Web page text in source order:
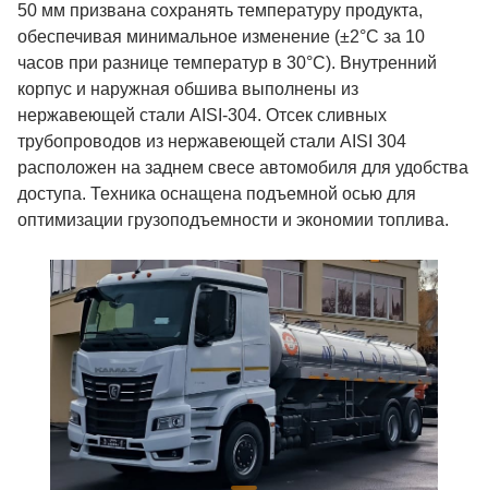
50 мм призвана сохранять температуру продукта,
обеспечивая минимальное изменение (±2°С за 10
часов при разнице температур в 30°С). Внутренний
корпус и наружная обшива выполнены из
нержавеющей стали AISI-304. Отсек сливных
трубопроводов из нержавеющей стали AISI 304
расположен на заднем свесе автомобиля для удобства
доступа. Техника оснащена подъемной осью для
оптимизации грузоподъемности и экономии топлива.